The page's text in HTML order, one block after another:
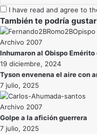
I have read and agree to
También te podría gustar
Archivo 2007
Inhumaron al Obispo Emérito
19 diciembre, 2024
Tyson envenena el aire con
7 julio, 2025
Archivo 2007
Golpe a la afición guerrera
7 julio, 2025